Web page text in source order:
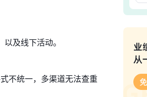
及线下活动。
不统一，多渠道无法查重